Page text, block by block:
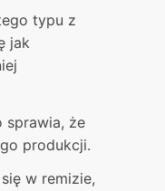
typu z
jak
sprawia, że
produkcji.
w remizie,